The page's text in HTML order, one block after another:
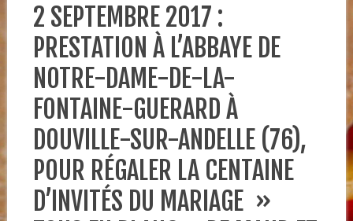
2 SEPTEMBRE 2017 :
PRESTATION À L’ABBAYE DE
NOTRE-DAME-DE-LA-
FONTAINE-GUERARD À
DOUVILLE-SUR-ANDELLE (76),
POUR RÉGALER LA CENTAINE
D’INVITÉS DU MARIAGE »